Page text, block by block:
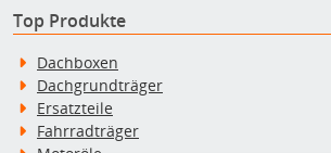
Top Produkte
Dachboxen
Dachgrundträger
Ersatzteile
Fahrradträger